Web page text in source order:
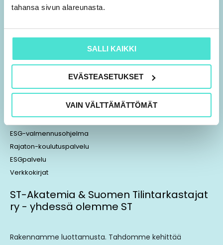
tahansa sivun alareunasta.
SALLI KAIKKI
EVÄSTEASETUKSET
VAIN VÄLTTÄMÄTTÖMÄT
Tietoja evästeistä
Yhteystiedot
RATKAISUMME
Taloushallinnon koulutukset
ESG-valmennusohjelma
Rajaton-koulutuspalvelu
ESGpalvelu
Verkkokirjat
ST-Akatemia & Suomen Tilintarkastajat
ry - yhdessä olemme ST
Rakennamme luottamusta. Tahdomme kehittää